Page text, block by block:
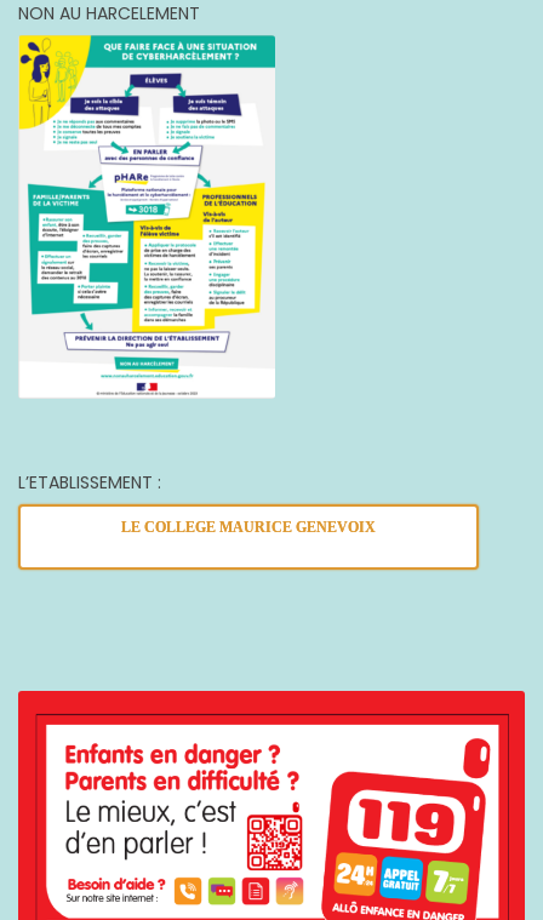
NON AU HARCELEMENT
L’ETABLISSEMENT :
LE COLLEGE MAURICE GENEVOIX